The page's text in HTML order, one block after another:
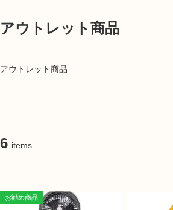
アウトレット商品
アウトレット商品
6 items
お勧め商品